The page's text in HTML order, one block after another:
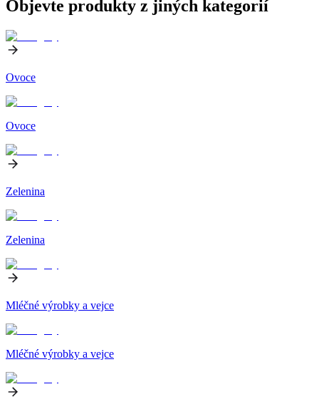
Objevte produkty z jiných kategorií
Ovoce
Ovoce
Zelenina
Zelenina
Mléčné výrobky a vejce
Mléčné výrobky a vejce